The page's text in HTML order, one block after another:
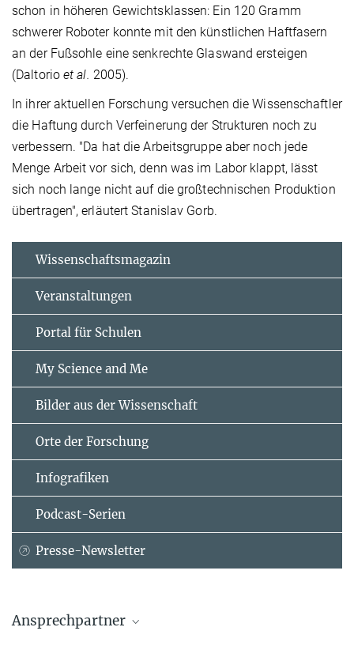
schon in höheren Gewichtsklassen: Ein 120 Gramm
schwerer Roboter konnte mit den künstlichen Haftfasern
an der Fußsohle eine senkrechte Glaswand ersteigen
(Daltorio et al. 2005).
In ihrer aktuellen Forschung versuchen die Wissenschaftler
die Haftung durch Verfeinerung der Strukturen noch zu
verbessern. "Da hat die Arbeitsgruppe aber noch jede
Menge Arbeit vor sich, denn was im Labor klappt, lässt
sich noch lange nicht auf die großtechnischen Produktion
übertragen", erläutert Stanislav Gorb.
Wissenschaftsmagazin
Veranstaltungen
Portal für Schulen
My Science and Me
Bilder aus der Wissenschaft
Orte der Forschung
Infografiken
Podcast-Serien
Presse-Newsletter
Ansprechpartner